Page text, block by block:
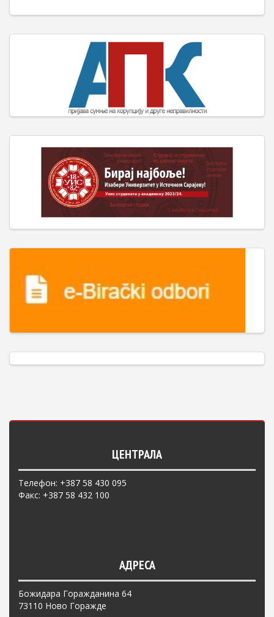
ЦЕНТРАЛА
Телефон: +387 58 430 095
Факс: +387 58 432 100
АДРЕСА
Божидара Горажданина 64
73110 Ново Горажде